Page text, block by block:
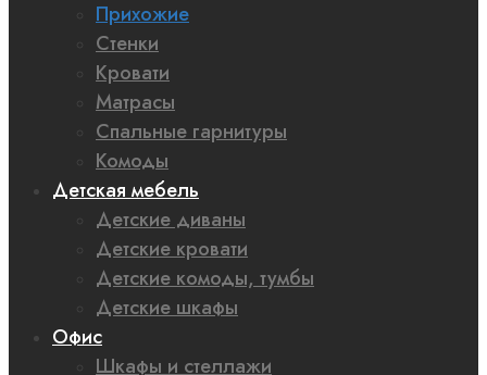
Прихожие
Стенки
Кровати
Матрасы
Спальные гарнитуры
Комоды
Детская мебель
Детские диваны
Детские кровати
Детские комоды, тумбы
Детские шкафы
Офис
Шкафы и стеллажи